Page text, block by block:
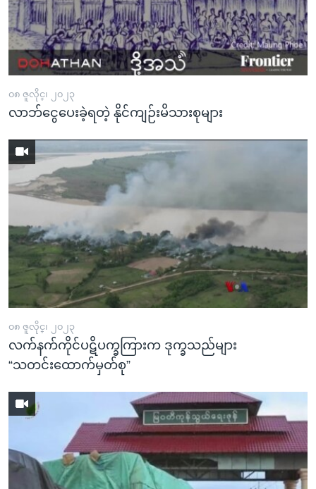
ကျော်
ရန်
၀၈ ဇူလိုင္၊ ၂၀၂၃
လာဘ်ငွေပေးခဲ့ရတဲ့ နိုင်ကျဉ်းမိသားစုများ
၀၈ ဇူလိုင္၊ ၂၀၂၃
လက်နက်ကိုင်ပဋိပက္ခကြားက ဒုက္ခသည်များ
“သတင်းထောက်မှတ်စု”